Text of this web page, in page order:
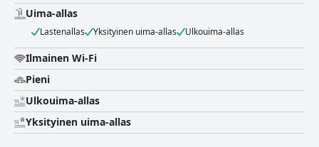
Uima-allas
Lastenallas Yksityinen uima-allas Ulkouima-allas
Ilmainen Wi-Fi
Pieni
Ulkouima-allas
Yksityinen uima-allas